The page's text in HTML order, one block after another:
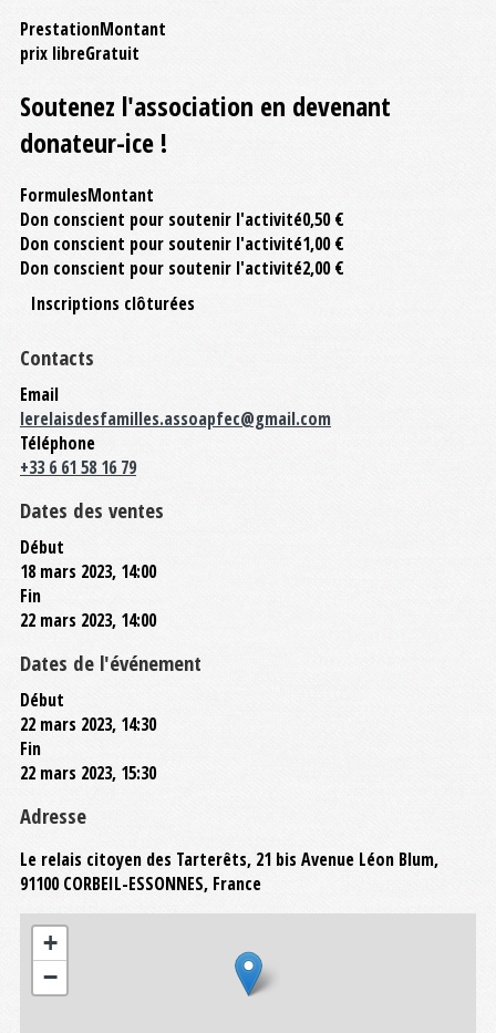
PrestationMontant
prix libreGratuit
Soutenez l'association en devenant
donateur-ice !
FormulesMontant
Don conscient pour soutenir l'activité0,50 €
Don conscient pour soutenir l'activité1,00 €
Don conscient pour soutenir l'activité2,00 €
Inscriptions clôturées
Contacts
Email
lerelaisdesfamilles.assoapfec@gmail.com
Téléphone
+33 6 61 58 16 79
Dates des ventes
Début
18 mars 2023, 14:00
Fin
22 mars 2023, 14:00
Dates de l'événement
Début
22 mars 2023, 14:30
Fin
22 mars 2023, 15:30
Adresse
Le relais citoyen des Tarterêts, 21 bis Avenue Léon Blum,
91100 CORBEIL-ESSONNES, France
+
−